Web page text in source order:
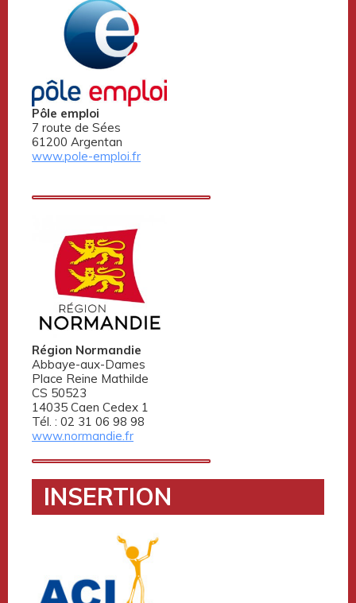
Pôle emploi
7 route de Sées
61200 Argentan
www.pole-emploi.fr
Région Normandie
Abbaye-aux-Dames
Place Reine Mathilde
CS 50523
14035 Caen Cedex 1
Tél. : 02 31 06 98 98
www.normandie.fr
INSERTION